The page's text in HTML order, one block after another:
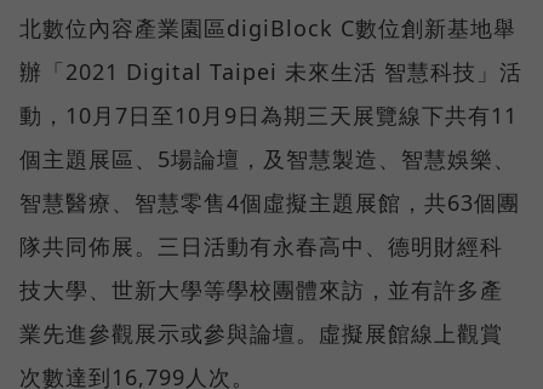
北數位內容產業園區digiBlock C數位創新基地舉
辦「2021 Digital Taipei 未來生活 智慧科技」活
動，10月7日至10月9日為期三天展覽線下共有11
個主題展區、5場論壇，及智慧製造、智慧娛樂、
智慧醫療、智慧零售4個虛擬主題展館，共63個團
隊共同佈展。三日活動有永春高中、德明財經科
技大學、世新大學等學校團體來訪，並有許多產
業先進參觀展示或參與論壇。虛擬展館線上觀賞
次數達到16,799人次。